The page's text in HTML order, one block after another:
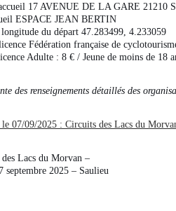
17 AVENUE DE LA GARE 21210
ESPACE JEAN BERTIN
du départ 47.283499, 4.233059
Fédération française de
Adulte : 8 € / Jeune de moins de 18
des renseignements détaillés des
le 07/09/2025 : Circuits des Lacs du
des Lacs du Morvan –
septembre 2025 – Saulieu